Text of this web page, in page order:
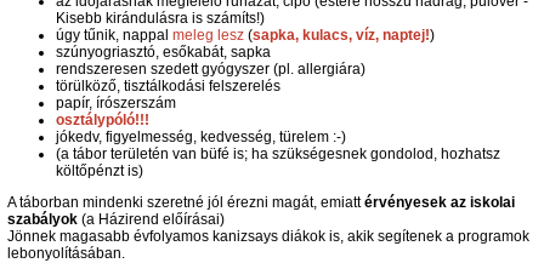
Kisebb kirándulásra is számíts!)
úgy tűnik, nappal meleg lesz (sapka, kulacs, víz, naptej!)
szúnyogriasztó, esőkabát, sapka
rendszeresen szedett gyógyszer (pl. allergiára)
törülköző, tisztálkodási felszerelés
papír, írószerszám
osztálypóló!!!
jókedv, figyelmesség, kedvesség, türelem :-)
(a tábor területén van büfé is; ha szükségesnek gondolod, hozhatsz
költőpénzt is)
A táborban mindenki szeretné jól érezni magát, emiattérvényesek az iskolai
szabályok (a Házirend előírásai)
Jönnek magasabb évfolyamos kanizsays diákok is, akik segítenek a programok
lebonyolításában.